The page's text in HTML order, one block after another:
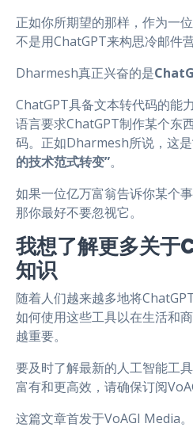
正如你所期望的那样，作为一
不是用ChatGPT来构思冷邮件
Dharmesh真正兴奋的是
ChatGPT具备文本转代码的能
语言要求ChatGPT制作某个东
码。正如Dharmesh所说，这是
的技术范式转变”。
如果一位亿万富翁告诉你某个
那你最好不要忽视它。
我想了解更多关
知识
随着人们越来越多地将
如何使用这些工具以在生活和
越重要。
要及时了解最新的人工智能工
富有和更高效，请确保订阅
这篇文章首发于VoAGI Media。